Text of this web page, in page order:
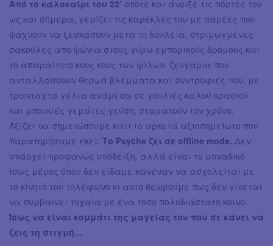
Από το καλοκαίρι του 22’ οπότε και άνοιξε τις πόρτες του
ως και σήμερα, γεμίζει τις καρέκλες του με παρέες που
ψάχνουν να ξεσκάσουν μετά τη δουλειά, στριμωγμένες
σακούλες από ψώνια στους γύρω εμπορικούς δρόμους και
το απαραίτητο κους κους των φίλων, ζευγάρια που
ανταλλάσσουν θερμά βλέμματα και συντροφιές που, με
τρανταχτά γέλια ανάμεσα σε γουλιές καλού κρασιού
και μπουκιές γεμάτες γεύση, σταματούν τον χρόνο.
Αξίζει να σημειώσουμε κάτι το αρκετά αξιοσημείωτο που
παρατηρήσαμε εκεί: Το Psyche ζει σε offline mode. Δεν
υπάρχει προφανώς υπόδειξη, αλλά είναι το μοναδικό
ίσως μέρος όπου δεν είδαμε κανέναν να ασχολείται με
το κινητό του τηλέφωνο κι αυτό θεωρούμε πως δεν γίνεται
να συμβαίνει τυχαία με ένα τόσο πολυδιάστατο κοινό.
Ίσως να είναι κομμάτι της μαγείας του που σε κάνει να
ζεις τη στιγμή…